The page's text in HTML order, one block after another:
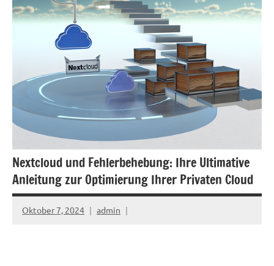
Nextcloud und Fehlerbehebung: Ihre Ultimative
Anleitung zur Optimierung Ihrer Privaten Cloud
Oktober 7, 2024 admin